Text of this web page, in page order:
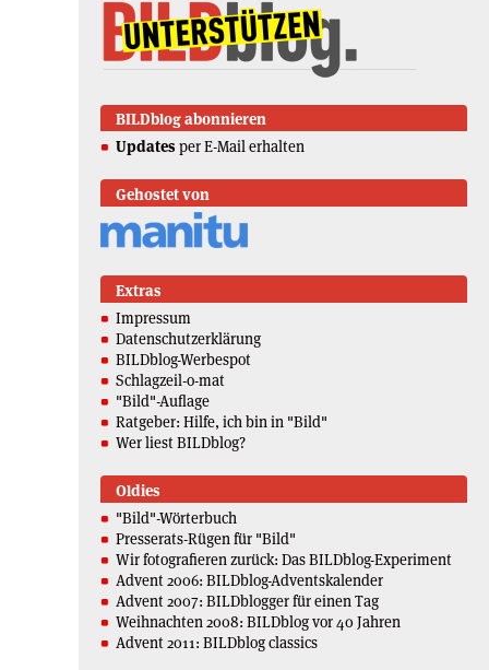
BILDblog abonnieren
Updates per E-Mail erhalten
Gehostet von
Extras
Impressum
Datenschutzerklärung
BILDblog-Werbespot
Schlagzeil-o-mat
"Bild"-Auflage
Ratgeber: Hilfe, ich bin in "Bild"
Wer liest BILDblog?
Oldies
"Bild"-Wörterbuch
Presserats-Rügen für "Bild"
Wir fotografieren zurück: Das BILDblog-Experiment
Advent 2006: BILDblog-Adventskalender
Advent 2007: BILDblogger für einen Tag
Weihnachten 2008: BILDblog vor 40 Jahren
Advent 2011: BILDblog classics